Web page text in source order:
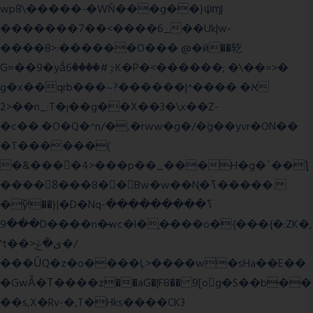
wp8\�����-�WŇ���g��}ψɱ|
�������7��<����6_��Uk|w-
����8>:������O��� @�ӣ��䢀
G=��9�yǻٷ#����6K�P�<������; �\��=>�
g�x��qrb���~א� ����^|������?
2>��n_:T�j��g��X��3�\x��Z-
�c��.�O�Q�^n/�,�rww�g�/�ۧg��yvr�ON��
�T������(
�&����4>���p��_���H�g�`��ƪ
����8َ���8� �󳳦Bw�w��Nֻ�ߖ�����.
�ў!��}|�D�Nqߖ���������-
���9D����n�̶wc�l�֑����o�{���{�:ZK�,
't��>͍ى�ݝ�/
���ǙQ�z�o����Ļ>����w�sHa��E��
�GwǞ�Τ����z��aG�|F8�� 9[og�S��b��
��s,X�Rv-�,T�Hks����CK3